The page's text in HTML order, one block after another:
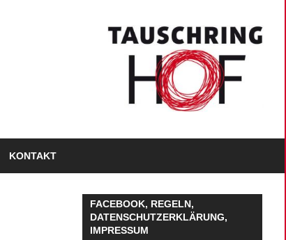
KONTAKT
FACEBOOK, REGELN,
DATENSCHUTZERKLÄRUNG,
IMPRESSUM